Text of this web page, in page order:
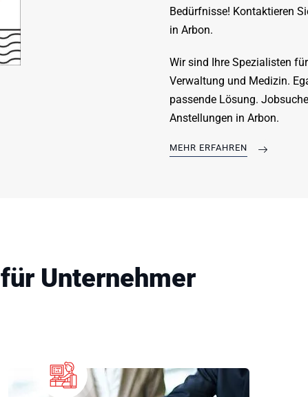
Bedürfnisse! Kontaktieren
in Arbon.
Wir sind Ihre Spezialisten
Verwaltung und Medizin.
passende Lösung.
Anstellungen in Arbon.
MEHR ERFAHREN
für Unternehmer